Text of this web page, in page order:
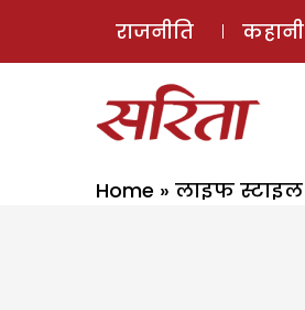
राजनीति कहानी
Home » लाइफ स्टाइल